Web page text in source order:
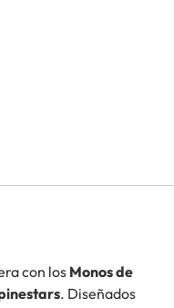
con los Monos de
. Diseñados